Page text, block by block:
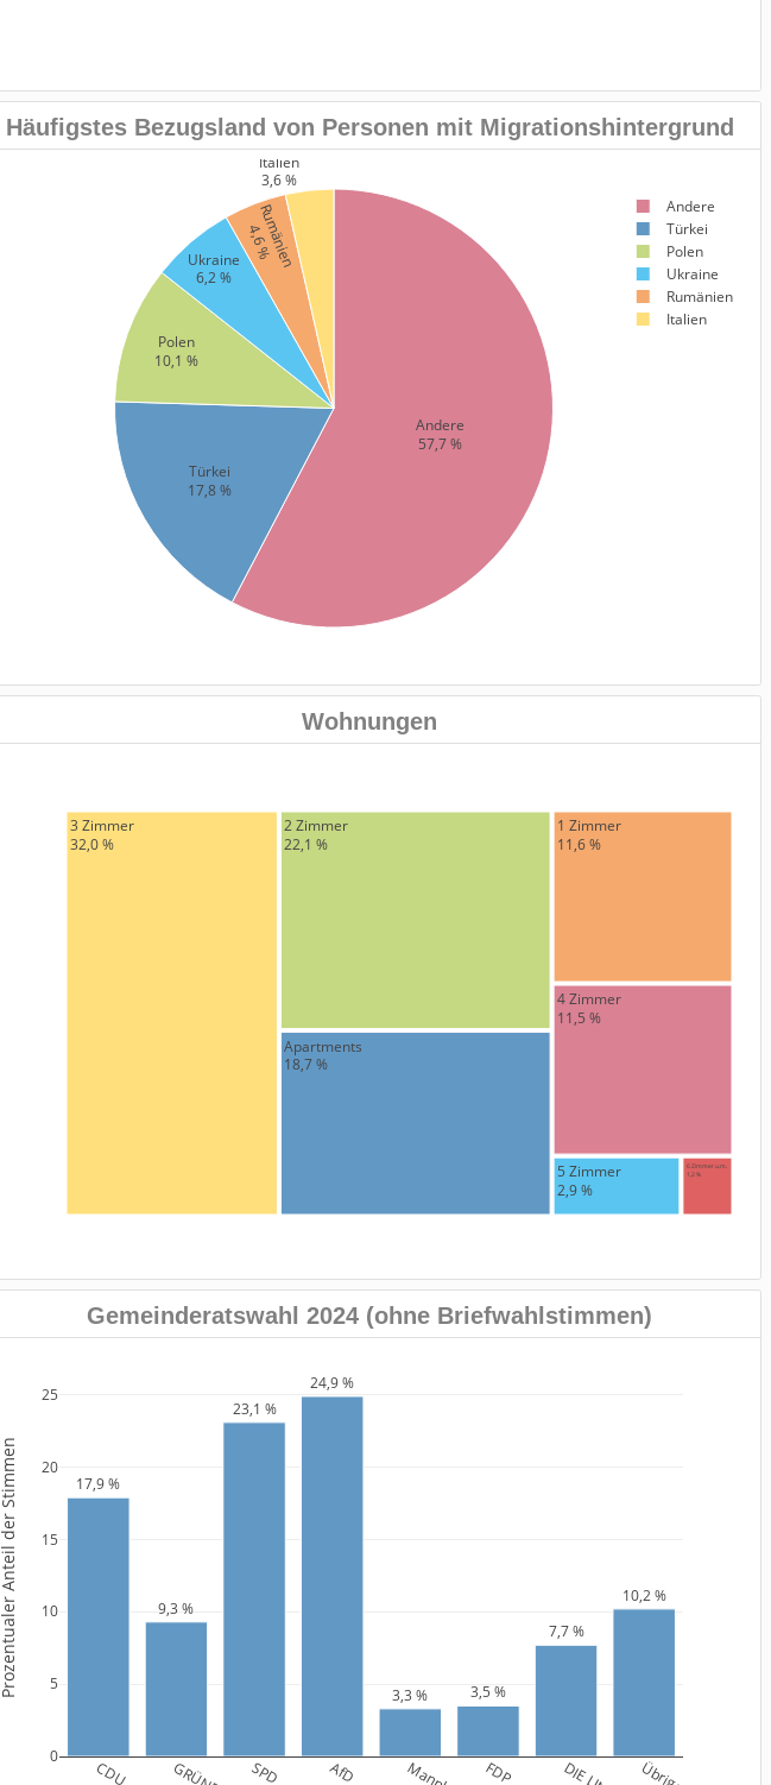
Häufigstes Bezugsland von Personen mit Migrationshintergrund
Andere
57,7 %
Türkei
17,8 %
Polen
10,1 %
Ukraine
6,2 %
Rumänien
4,6 %
Italien
3,6 %
Andere
Türkei
Polen
Ukraine
Rumänien
Italien
Wohnungen
3 Zimmer
32,0 %
2 Zimmer
22,1 %
Apartments
18,7 %
1 Zimmer
11,6 %
4 Zimmer
11,5 %
5 Zimmer
2,9 %
6 Zimmer u.m.
1,2 %
Gemeinderatswahl 2024 (ohne Briefwahlstimmen)
17,9 %
9,3 %
23,1 %
24,9 %
3,3 % 3,5 %
7,7 %
10,2 %
CDU SPD AfD FDP
0
5
10
15
20
25
Prozentualer Anteil der Stimmen